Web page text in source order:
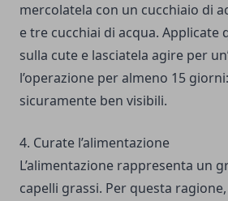
mercolatela con un cucchiaio di
e tre cucchiai di acqua. Applicate
sulla cute e lasciatela agire per
l’operazione per almeno 15
sicuramente ben visibili.
4. Curate l’alimentazione
L’alimentazione rappresenta un
capelli grassi. Per questa